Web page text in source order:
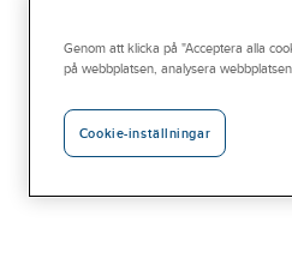
Genom att klicka på "Acceptera alla
på webbplatsen, analysera
Cookie-inställningar